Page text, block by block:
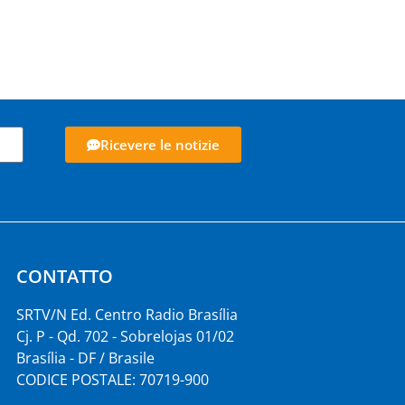
Ricevere le notizie
CONTATTO
SRTV/N Ed. Centro Radio Brasília
Cj. P - Qd. 702 - Sobrelojas 01/02
Brasília - DF / Brasile
CODICE POSTALE: 70719-900